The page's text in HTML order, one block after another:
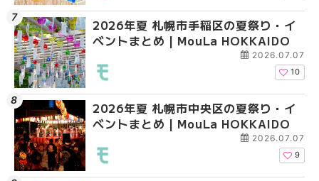
2026年夏 札幌市手稲区の夏祭り・イ
ベントまとめ | MouLa HOKKAIDO
2026.07.07
10
2026年夏 札幌市中央区の夏祭り・イ
ベントまとめ | MouLa HOKKAIDO
2026.07.07
9
2026年夏 札幌市豊平
ベントまとめ |
2026年夏 札幌市南区
ントまとめ | MouLa
札幌の麻辣湯（マーラ
め専門店6選！本場の
新店まで徹底比較 |
2026年夏 札幌市豊平
ベントまとめ |